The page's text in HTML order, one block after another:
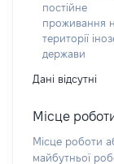
постійне
проживання
території
держави
Дані відсутні
Місце
Місце роботи
майбутньої